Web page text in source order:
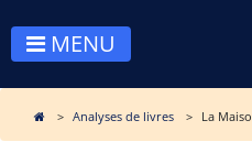
MENU
Analyses de livres La